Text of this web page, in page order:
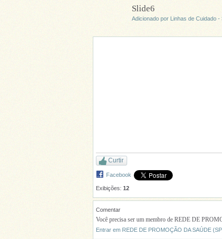
Slide6
Adicionado por Linhas de Cuidado -
Curtir
Facebook
Exibições: 12
Comentar
Você precisa ser um membro de REDE DE
Entrar em REDE DE PROMOÇÃO DA SAÚDE